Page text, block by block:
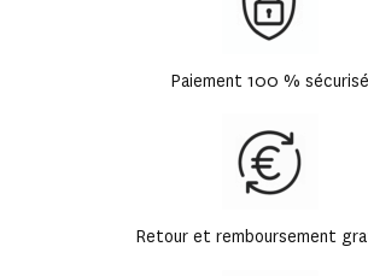
Paiement 100 % sécurisé
Retour et remboursement